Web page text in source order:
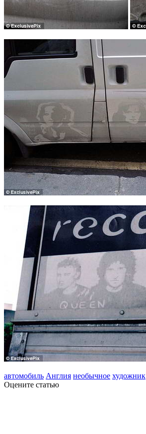
автомобиль Англия необычное художник
Оцените статью